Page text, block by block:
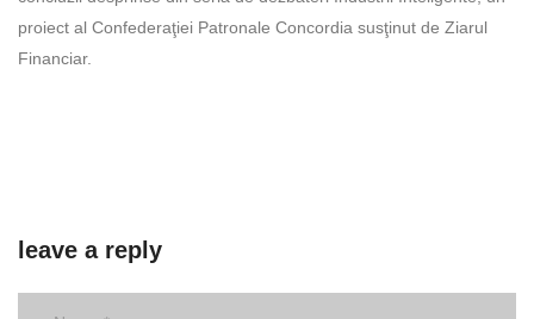
proiect al Confederaţiei Pa­tronale Concordia susţinut de Ziarul
Financiar.
leave a reply